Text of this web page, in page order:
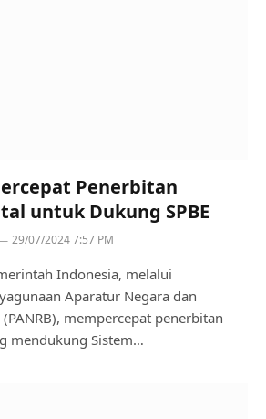
Penerbitan
untuk Dukung SPBE
29/07/2024 7:57 PM
Indonesia, melalui
Aparatur Negara dan
mempercepat penerbitan
mendukung Sistem…